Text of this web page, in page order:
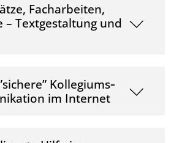
Facharbeiten,
Textgestaltung und
Kollegiums‐
im Internet